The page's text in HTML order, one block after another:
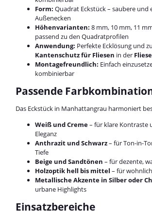
Form: Quadrat Eckstück – saubere und
Außenecken
Höhenvarianten: 8 mm, 10 mm, 11
passend zu den Quadratprofilen
Anwendung: Perfekte Ecklösung und
Kantenschutz für Fliesen in der
Montagefreundlich: Einfach
kombinierbar
Passende
Das Eckstück in Manhattangrau harmoniert
Weiß und Creme– für klare Kontraste
Eleganz
Anthrazit und Schwarz– für Ton-in-
Tiefe
Beige und Sandtönen – für dezente,
Holzoptik hell bis mittel – für
Metallische Akzente in Silber oder
urbane Highlights
Einsatzbereiche